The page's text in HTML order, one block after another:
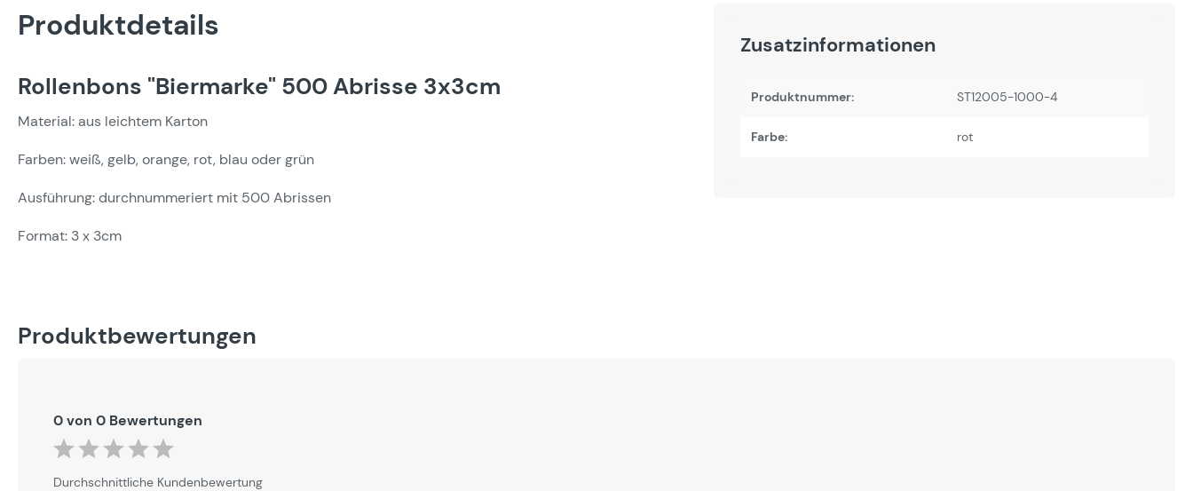
Produktdetails
Rollenbons "Biermarke" 500 Abrisse 3x3cm
Material: aus leichtem Karton
Farben: weiß, gelb, orange, rot, blau oder grün
Ausführung: durchnummeriert mit 500 Abrissen
Format: 3 x 3cm
Zusatzinformationen
Produktnummer: ST12005-1000-4
Farbe: rot
Produktbewertungen
0 von 0 Bewertungen
Durchschnittliche Bewertung von 0 von 5 Sternen
Durchschnittliche Kundenbewertung